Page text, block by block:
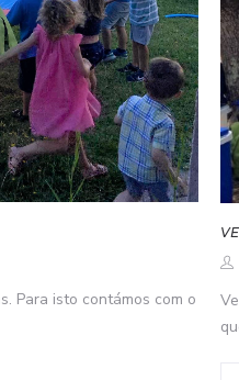
Para isto contámos com o